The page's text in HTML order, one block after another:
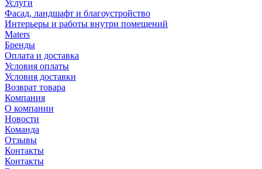
Услуги
Фасад, ландшафт и благоустройство
Интерьеры и работы внутри помещений
Maters
Бренды
Оплата и доставка
Условия оплаты
Условия доставки
Возврат товара
Компания
О компании
Новости
Команда
Отзывы
Контакты
Контакты